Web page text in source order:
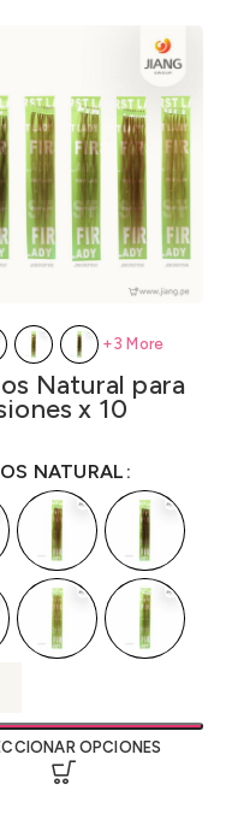
Natural para
x 10
precios: desde
15.00NATURAL
OPCIONES
+3 More